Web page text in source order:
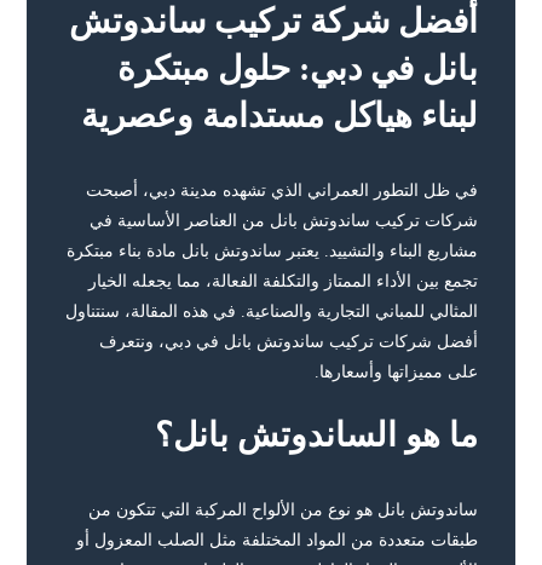
أفضل شركة تركيب ساندوتش
بانل في دبي: حلول مبتكرة
لبناء هياكل مستدامة وعصرية
في ظل التطور العمراني الذي تشهده مدينة دبي، أصبحت
شركات تركيب ساندوتش بانل من العناصر الأساسية في
مشاريع البناء والتشييد. يعتبر ساندوتش بانل مادة بناء مبتكرة
تجمع بين الأداء الممتاز والتكلفة الفعالة، مما يجعله الخيار
المثالي للمباني التجارية والصناعية. في هذه المقالة، سنتناول
أفضل شركات تركيب ساندوتش بانل في دبي، ونتعرف
على مميزاتها وأسعارها.
ما هو الساندوتش بانل؟
ساندوتش بانل هو نوع من الألواح المركبة التي تتكون من
طبقات متعددة من المواد المختلفة مثل الصلب المعزول أو